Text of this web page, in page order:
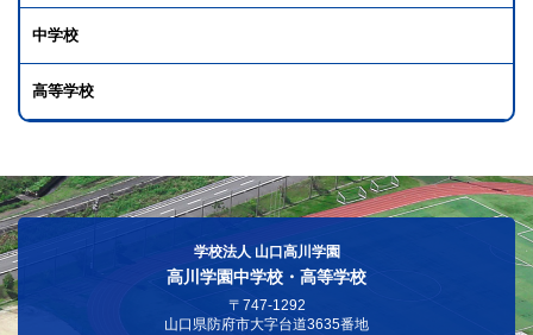
中学校
高等学校
学校法人 山口高川学園
高川学園中学校・高等学校
〒747-1292
山口県防府市大字台道3635番地